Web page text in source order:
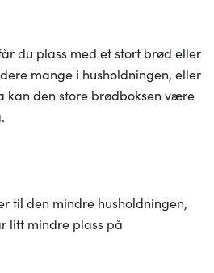
du plass med et stort brød eller
mange i husholdningen, eller
kan den store brødboksen være
til den mindre husholdningen,
litt mindre plass på